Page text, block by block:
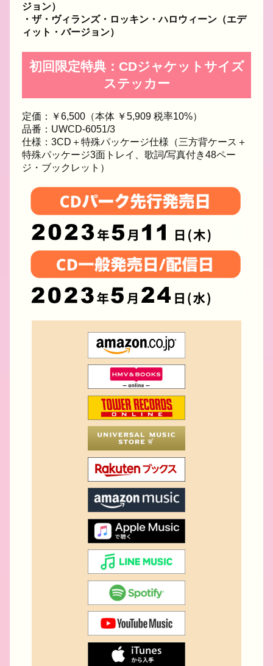
ジョン）
・ザ・ヴィランズ・ロッキン・ハロウィーン（エデ
ィット・バージョン）
初回限定特典：CDジャケットサイズ
ステッカー
定価：￥6,500（本体 ￥5,909 税率10%）
品番：UWCD-6051/3
仕様：3CD＋特殊パッケージ仕様（三方背ケース＋
特殊パッケージ3面トレイ、歌詞/写真付き48ペー
ジ・ブックレット）